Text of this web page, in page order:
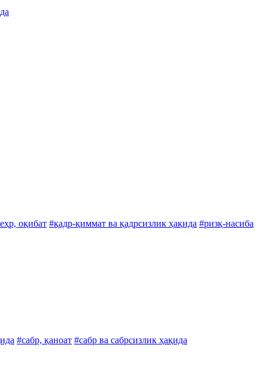
оқибат #қадр-қиммат ва қадрсизлик ҳақида #ризқ-насиба
#сабр, қаноат #сабр ва сабрсизлик ҳақида